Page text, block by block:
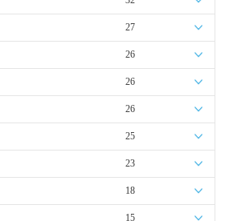
27
26
26
26
25
23
18
15